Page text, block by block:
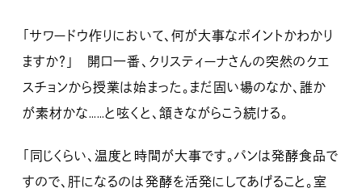
「サワードウ作りにおいて、何が大事なポイントかわかり
ますか？」 開口一番、クリスティーナさんの突然のクエ
スチョンから授業は始まった。まだ固い場のなか、誰か
が素材かな……と呟くと、頷きながらこう続ける。
「同じくらい、温度と時間が大事です。パンは発酵食品で
すので、肝になるのは発酵を活発にしてあげること。室